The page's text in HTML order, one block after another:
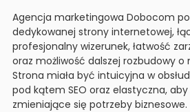
Agencja marketingowa Dobocom
dedykowanej strony internetowej,
profesjonalny wizerunek, łatwość
oraz możliwość dalszej rozbudowy
Strona miała być intuicyjna w
pod kątem SEO oraz elastyczna,
zmieniające się potrzeby biznesowe.